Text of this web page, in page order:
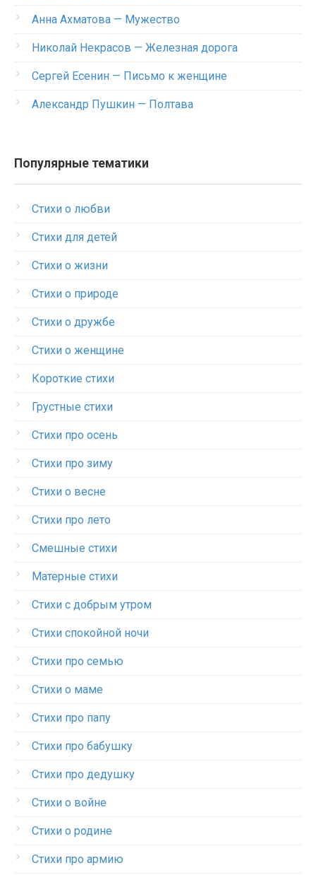
Анна Ахматова — Мужество
Николай Некрасов — Железная дорога
Сергей Есенин — Письмо к женщине
Александр Пушкин — Полтава
Популярные тематики
Стихи о любви
Стихи для детей
Стихи о жизни
Стихи о природе
Стихи о дружбе
Стихи о женщине
Короткие стихи
Грустные стихи
Стихи про осень
Стихи про зиму
Стихи о весне
Стихи про лето
Смешные стихи
Матерные стихи
Стихи с добрым утром
Стихи спокойной ночи
Стихи про семью
Стихи о маме
Стихи про папу
Стихи про бабушку
Стихи про дедушку
Стихи о войне
Стихи о родине
Стихи про армию